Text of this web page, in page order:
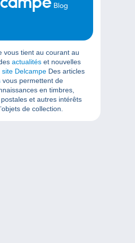
vous tient au courant au
actualités et nouvelles
site Delcampe Des articles
vous permettent de
en timbres,
et autres intérêts
de collection.